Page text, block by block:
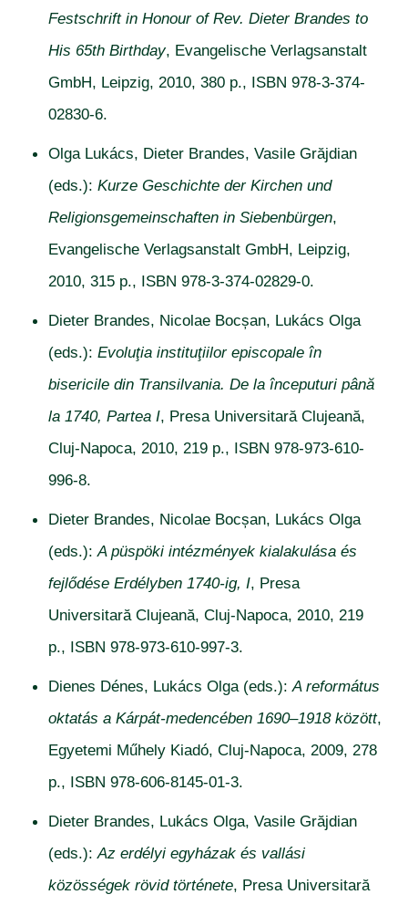
Festschrift in Honour of Rev. Dieter Brandes to
His 65th Birthday, Evangelische Verlagsanstalt
GmbH, Leipzig, 2010, 380 p., ISBN 978-3-374-
02830-6.
Olga Lukács, Dieter Brandes, Vasile Grăjdian
(eds.):Kurze Geschichte der Kirchen und
Religionsgemeinschaften in Siebenbürgen,
Evangelische Verlagsanstalt GmbH, Leipzig,
2010, 315 p., ISBN 978-3-374-02829-0.
Dieter Brandes, Nicolae Bocșan, Lukács Olga
(eds.):Evoluţia instituţiilor episcopale în
bisericile din Transilvania. De la începuturi până
la 1740, Partea I, Presa Universitară Clujeană,
Cluj-Napoca, 2010, 219 p., ISBN 978-973-610-
996-8.
Dieter Brandes, Nicolae Bocșan, Lukács Olga
(eds.):A püspöki intézmények kialakulása és
fejlődése Erdélyben 1740-ig, I, Presa
Universitară Clujeană, Cluj-Napoca, 2010, 219
p., ISBN 978-973-610-997-3.
Dienes Dénes, Lukács Olga (eds.):A református
oktatás a Kárpát-medencében 1690–1918 között,
Egyetemi Műhely Kiadó, Cluj-Napoca, 2009, 278
p., ISBN 978-606-8145-01-3.
Dieter Brandes, Lukács Olga, Vasile Grăjdian
(eds.):Az erdélyi egyházak és vallási
közösségek rövid története, Presa Universitară